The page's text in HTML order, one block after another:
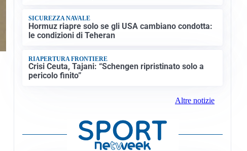
SICUREZZA NAVALE
Hormuz riapre solo se gli USA cambiano condotta:
le condizioni di Teheran
RIAPERTURA FRONTIERE
Crisi Ceuta, Tajani: “Schengen ripristinato solo a
pericolo finito”
Altre notizie